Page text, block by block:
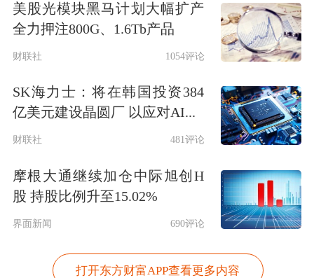
大关，与此同时，英伟达
周跌超4.7%。
目前，Alphabet距离超越英伟达市值仅
超越英伟达，成为全球市值最高的公
司。市场正在重新定价AI算力与应用的
飙，科技巨头正在面临自由现金流枯竭
的风险。
◆ 白宫称与伊朗敌对行动已“结束” ，
美股光模块黑马计划大幅扩产
全力押注800G、1.6Tb产品
财联社 1054评论
SK海力士：将在韩国投资384
亿美元建设晶圆厂 以应对AI...
财联社 481评论
摩根大通继续加仓中际旭创H
股 持股比例升至15.02%
界面新闻 690评论
打开东方财富APP查看更多内容